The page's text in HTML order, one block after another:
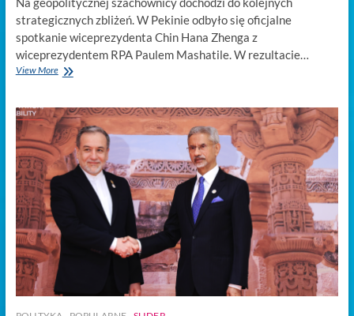
strategicznych zbliżeń. W Pekinie odbyło się oficjalne
spotkanie wiceprezydenta Chin Hana Zhenga z
wiceprezydentem RPA Paulem Mashatile. W rezultacie…
View MorePrzetasowania
BRICS:
Chiński
wiceprezydent
spotkał
się
partnerem
RPA